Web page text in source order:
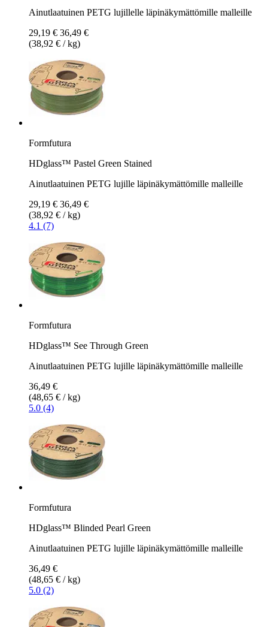
Ainutlaatuinen PETG lujillelle läpinäkymättömille malleille
29,19 € 36,49 €
(38,92 € / kg)
Formfutura
HDglass™ Pastel Green Stained
Ainutlaatuinen PETG lujille läpinäkymättömille malleille
29,19 € 36,49 €
(38,92 € / kg)
4.1 (7)
Formfutura
HDglass™ See Through Green
Ainutlaatuinen PETG lujille läpinäkymättömille malleille
36,49 €
(48,65 € / kg)
5.0 (4)
Formfutura
HDglass™ Blinded Pearl Green
Ainutlaatuinen PETG lujille läpinäkymättömille malleille
36,49 €
(48,65 € / kg)
5.0 (2)